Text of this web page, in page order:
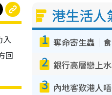
入
回
港生活人
1
2
3